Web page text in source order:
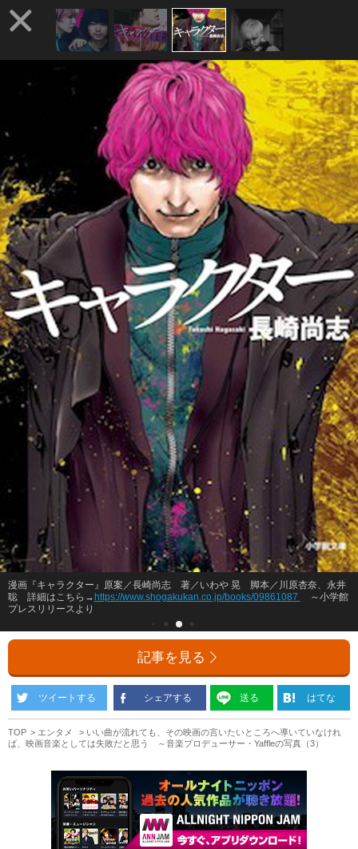
漫画『キャラクター』原案／長崎尚志 著／いわや 晃 脚本／川原杏奈、永井
聡 詳細はこちら→ https://www.shogakukan.co.jp/books/09861087
～小学館
プレスリリースより
記事を見る
ツイートする シェアする 送る はてな
TOP エンタメ
いい曲が流れても、その映画の言いたいところへ導いていなけれ
ば、映画音楽としては失敗だと思う ～音楽プロデューサー・Yaffleの写真（3）